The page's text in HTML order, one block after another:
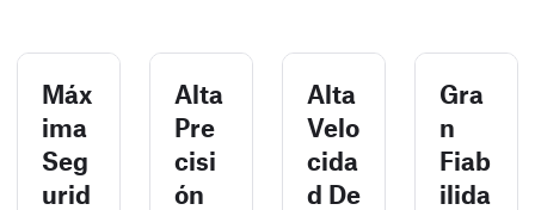
Máx
ima
Seg
urid
Alta
Pre
cisi
ón
Alta
Velo
cida
d De
Gra
n
Fiab
ilida